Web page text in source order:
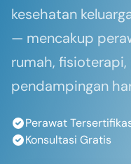
kesehatan
— mencakup
rumah,
pendampingan
Perawat
Konsultasi Gratis